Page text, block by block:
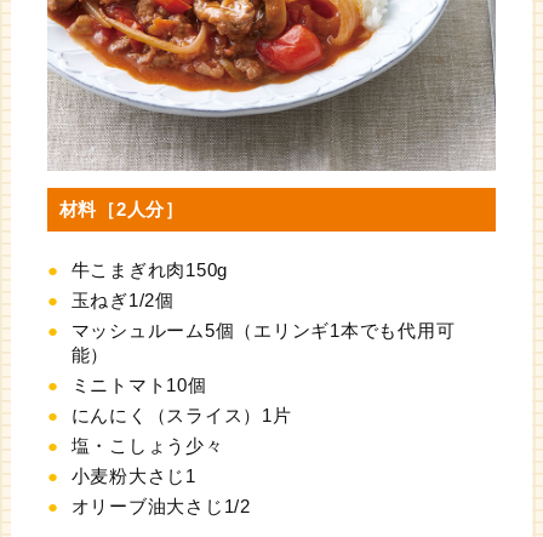
材料［2人分］
牛こまぎれ肉150g
玉ねぎ1/2個
マッシュルーム5個（エリンギ1本でも代用可
能）
ミニトマト10個
にんにく（スライス）1片
塩・こしょう少々
小麦粉大さじ1
オリーブ油大さじ1/2